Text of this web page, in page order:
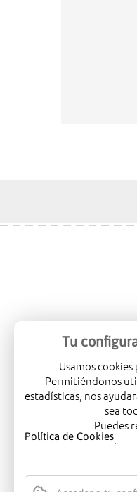
Tu
Usamos
Permitiéndonos
estadísticas, nos
sea
Puedes
Política de Cookies.